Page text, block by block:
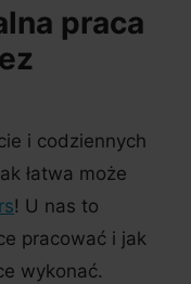
praca
i codziennych
łatwa może
! U nas to
pracować i jak
wykonać.